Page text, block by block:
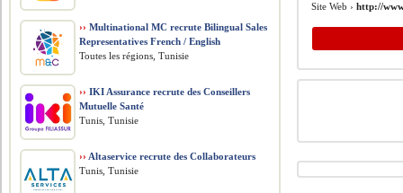
Site Web ›http://
›› Multinational MC recrute Bilingual Sales
Representatives French / English
Toutes les régions, Tunisie
›› IKI Assurance recrute des Conseillers
Mutuelle Santé
Tunis, Tunisie
›› Altaservice recrute des Collaborateurs
Tunis, Tunisie